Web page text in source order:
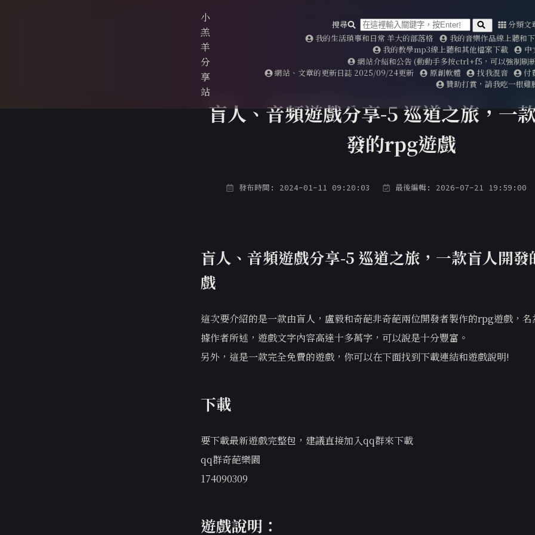
小
羔
羊
分
享
站
搜尋 分類文
我的生活瑣事和日常 羊大的部落格
我的音樂作品線上聽和
我的教學mp3線上聽和其他檔案下載
中
網站介紹和公告 (動動手多按ctrl+f5，可以強制刷
網站、文章的更新日誌 2025/09/24更新
原創軟體 找我混音 付
贊助打賞，請我吃一根雞
盲人、音頻遊戲分享-5 巡道之旅，一
發的rpg遊戲
發布時間: 2024-01-11 09:20:03 最後編輯: 2026-07-21 19:59:00
盲人、音頻遊戲分享-5 巡道之旅，一款盲人開
戲
這次要介紹的是一款由盲人，盧毅和奇葩非奇葩兩位開發者製作的rpg遊戲，名
據作者所述，遊戲文字內容高達十多萬字，可以說是十分豐富。
另外，這是一款完全免費的遊戲，你可以在下面找到下載連結和遊戲說明!
下載
要下載最新遊戲完整包，建議直接加入qq群來下載
qq群奇葩樂園
174090309
遊戲說明：